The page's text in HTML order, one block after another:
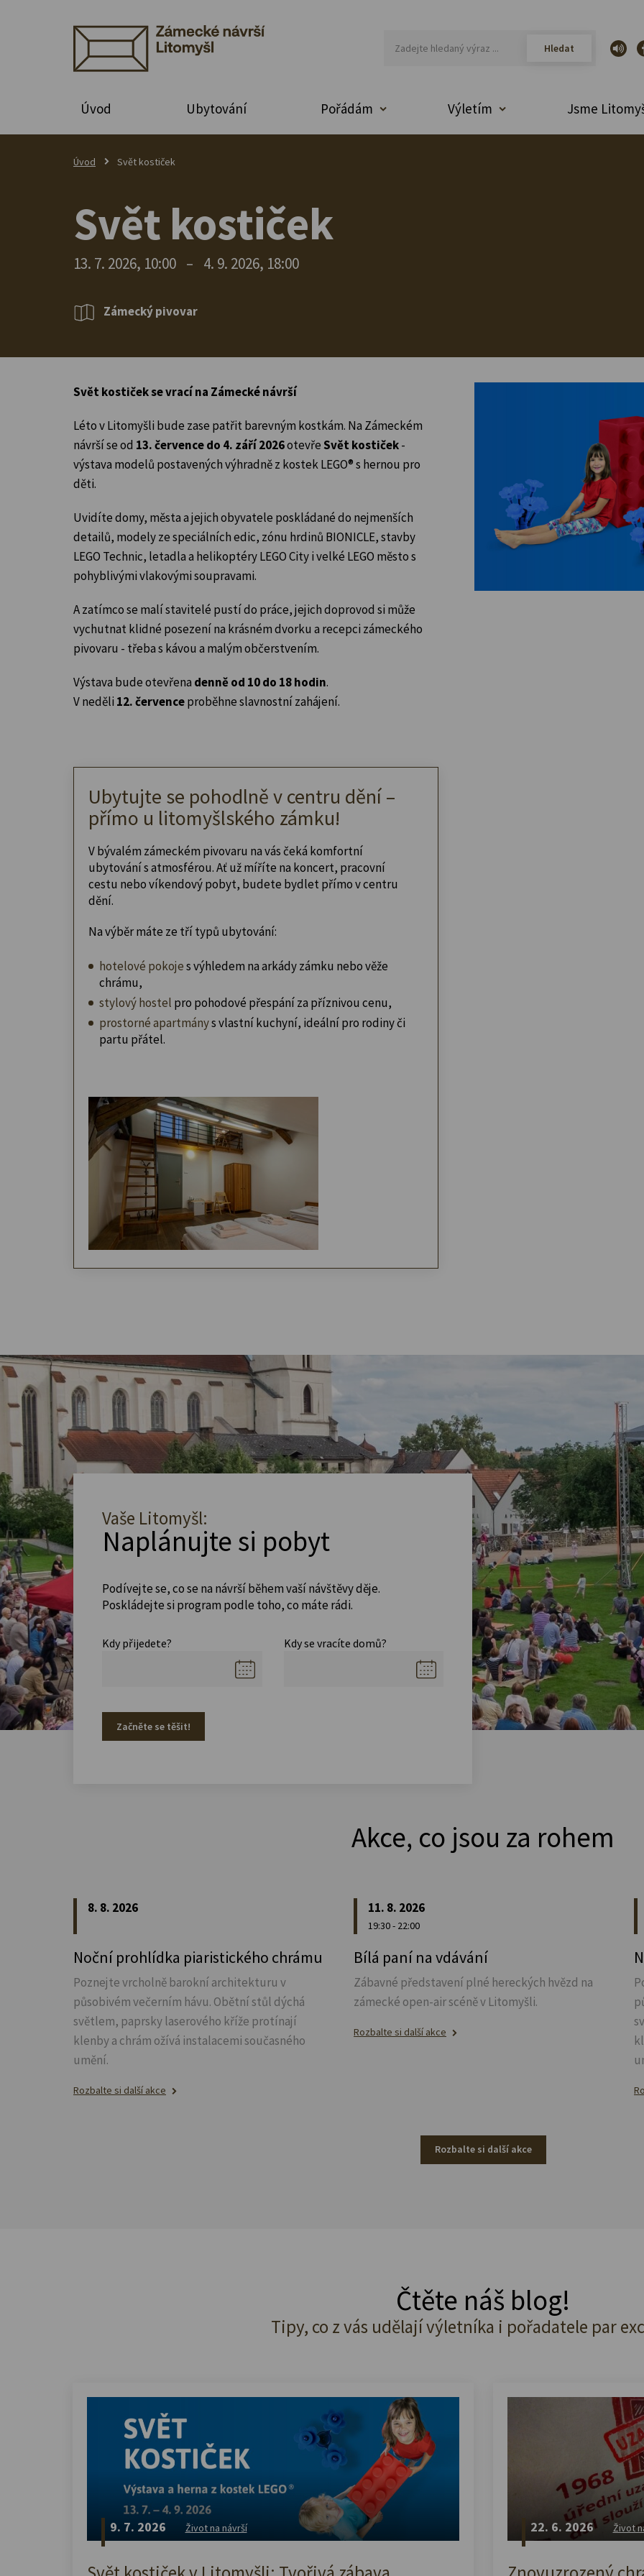
Úvod Ubytování Pořádám Výletím Jsme
Úvod Svět kostiček
Svět kostiček
13. 7. 2026, 10:00 – 4. 9. 2026, 18:00
Zámecký pivovar
Svět kostiček se vrací na Zámecké návrší
Léto v Litomyšli bude zase patřit barevným kostkám. Na Zámeckém
návrší se od 13. července do 4. září 2026otevřeSvět kostiček-
výstava modelů postavených výhradně z kostek LEGO® s hernou pro
děti.
Uvidíte domy, města a jejich obyvatele poskládané do nejmenších
detailů, modely ze speciálních edic, zónu hrdinů BIONICLE, stavby
LEGO Technic, letadla a helikoptéry LEGO City i velké LEGO město s
pohyblivými vlakovými soupravami.
A zatímco se malí stavitelé pustí do práce, jejich doprovod si může
vychutnat klidné posezení na krásném dvorku a recepci zámeckého
pivovaru - třeba s kávou a malým občerstvením.
Výstava bude otevřena denně od 10 do 18 hodin.
V neděli 12. červenceproběhne slavnostní zahájení.
Ubytujte se pohodlně v centru dění –
přímo u litomyšlského zámku!
V bývalém zámeckém pivovaru na vás čeká komfortní
ubytování s atmosférou. Ať už míříte na koncert, pracovní
cestu nebo víkendový pobyt, budete bydlet přímo v centru
dění.
Na výběr máte ze tří typů ubytování:
hotelové pokojes výhledem na arkády zámku nebo věže
chrámu,
stylový hostel pro pohodové přespání za příznivou cenu,
prostorné apartmánys vlastní kuchyní, ideální pro rodiny či
partu přátel.
Vaše Litomyšl:
Naplánujte si pobyt
Podívejte se, co se na návrší během vaší návštěvy děje.
Poskládejte si program podle toho, co máte rádi.
Kdy přijedete? Kdy se vracíte domů?
Začněte se těšit!
Akce, co jsou za rohem
8. 8. 2026
Noční prohlídka piaristického chrámu
Poznejte vrcholně barokní architekturu v
působivém večerním hávu. Obětní stůl dýchá
světlem, paprsky laserového kříže protínají
klenby a chrám ožívá instalacemi současného
umění.
Rozbalte si další akce
11. 8. 2026
19:30 - 22:00
Bílá paní na vdávání
Zábavné představení plné hereckých hvězd na
zámecké open-air scéně v Litomyšli.
Rozbalte si další akce
Rozbalte si další akce
Čtěte náš blog!
Tipy, co z vás udělají výletníka i pořadatele par
9. 7. 2026 Život na návrší 22. 6. 2026 Život